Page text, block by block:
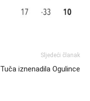
Sljedeći članak
Tuča iznenadila Ogulince